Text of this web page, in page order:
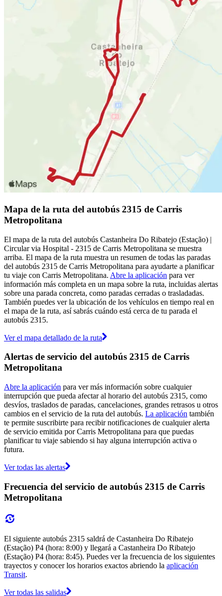
Mapa de la ruta del autobús 2315 de Carris
Metropolitana
El mapa de la ruta del autobús Castanheira Do Ribatejo (Estação) |
Circular via Hospital - 2315 de Carris Metropolitana se muestra
arriba. El mapa de la ruta muestra un resumen de todas las paradas
del autobús 2315 de Carris Metropolitana para ayudarte a planificar
tu viaje con Carris Metropolitana. Abre la aplicación para ver
información más completa en un mapa sobre la ruta, incluidas alertas
sobre una parada concreta, como paradas cerradas o trasladadas.
También puedes ver la ubicación de los vehículos en tiempo real en
el mapa de la ruta, así sabrás cuándo está cerca de tu parada el
autobús 2315.
Ver el mapa detallado de la ruta
Alertas de servicio del autobús 2315 de Carris
Metropolitana
Abre la aplicación para ver más información sobre cualquier
interrupción que pueda afectar al horario del autobús 2315, como
desvíos, traslados de paradas, cancelaciones, grandes retrasos u otros
cambios en el servicio de la ruta del autobús. La aplicación también
te permite suscribirte para recibir notificaciones de cualquier alerta
de servicio emitida por Carris Metropolitana para que puedas
planificar tu viaje sabiendo si hay alguna interrupción activa o
futura.
Ver todas las alertas
Frecuencia del servicio de autobús 2315 de Carris
Metropolitana
El siguiente autobús 2315 saldrá de Castanheira Do Ribatejo
(Estação) P4 (hora: 8:00) y llegará a Castanheira Do Ribatejo
(Estação) P4 (hora: 8:45). Puedes ver la frecuencia de los siguientes
trayectos y conocer los horarios exactos abriendo la aplicación
Transit.
Ver todas las salidas